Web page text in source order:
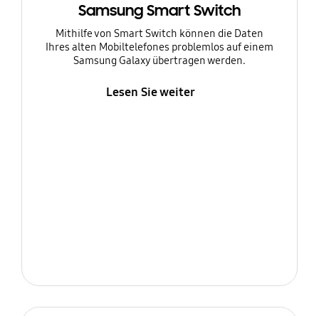
Samsung Smart Switch
Mithilfe von Smart Switch können die Daten
Ihres alten Mobiltelefones problemlos auf einem
Samsung Galaxy übertragen werden.
Lesen Sie weiter